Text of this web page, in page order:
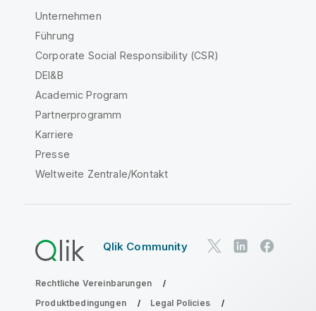
Unternehmen
Führung
Corporate Social Responsibility (CSR)
DEI&B
Academic Program
Partnerprogramm
Karriere
Presse
Weltweite Zentrale/Kontakt
Qlik Community
Rechtliche Vereinbarungen
Produktbedingungen
Legal Policies